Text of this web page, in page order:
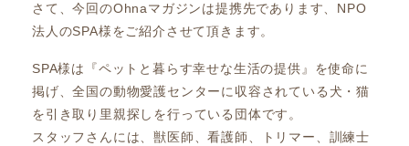
さて、今回のOhnaマガジンは提携先であります、NPO
法人のSPA様をご紹介させて頂きます。
SPA様は『ペットと暮らす幸せな生活の提供』を使命に
掲げ、全国の動物愛護センターに収容されている犬・猫
を引き取り里親探しを行っている団体です。
スタッフさんには、獣医師、看護師、トリマー、訓練士